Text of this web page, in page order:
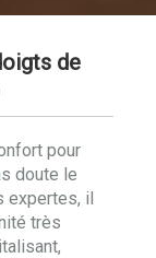
de
pour
doute le
expertes, il
très